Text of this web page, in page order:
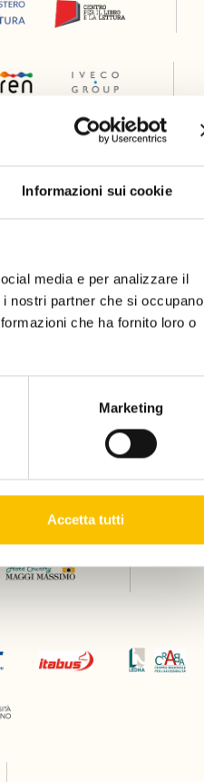
Informazioni sui cookie
media e per analizzare il
nostri partner che si occupano
che ha fornito loro o
Marketing
Accetta tutti